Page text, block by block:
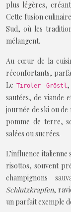
plus légères,
Cette fusion
Sud, où les
mélangent.
Au cœur de la
réconfortants,
LeTiroler Gröstl
sautées, de viande
journée de ski ou de
pomme de terre,
salées ou sucrées.
L’influence
risottos, souvent
champignons
Schlutzkrapfen,
un parfait exemple